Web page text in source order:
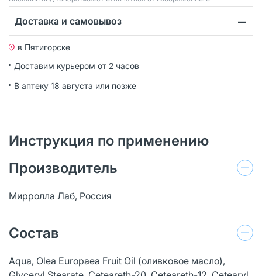
Доставка и самовывоз
в Пятигорске
Доставим курьером от 2 часов
В аптеку 18 августа или позже
Инструкция по применению
Производитель
Мирролла Лаб, Россия
Состав
Aqua, Olea Europaea Fruit Oil (оливковое масло),